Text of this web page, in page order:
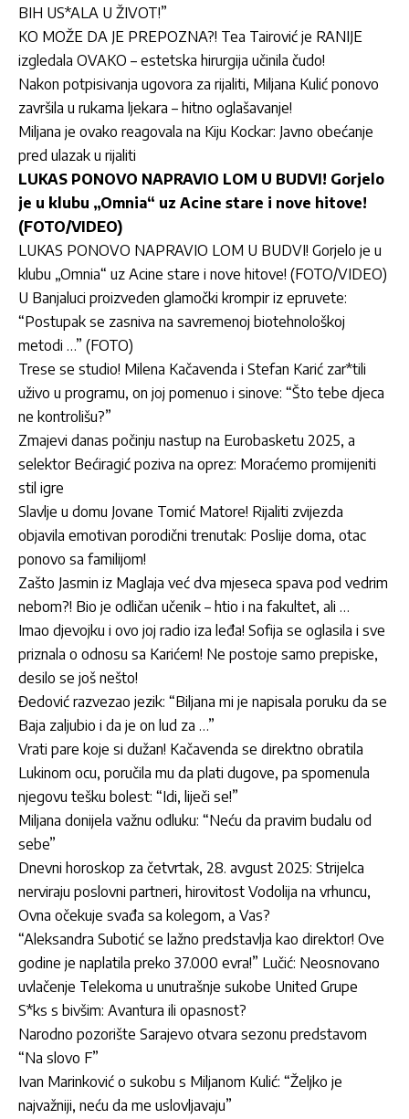
BIH US*ALA U ŽIVOT!”
KO MOŽE DA JE PREPOZNA?! Tea Tairović je RANIJE
izgledala OVAKO – estetska hirurgija učinila čudo!
Nakon potpisivanja ugovora za rijaliti, Miljana Kulić ponovo
završila u rukama ljekara – hitno oglašavanje!
Miljana je ovako reagovala na Kiju Kockar: Javno obećanje
pred ulazak u rijaliti
LUKAS PONOVO NAPRAVIO LOM U BUDVI! Gorjelo
je u klubu „Omnia“ uz Acine stare i nove hitove!
(FOTO/VIDEO)
LUKAS PONOVO NAPRAVIO LOM U BUDVI! Gorjelo je u
klubu „Omnia“ uz Acine stare i nove hitove! (FOTO/VIDEO)
U Banjaluci proizveden glamočki krompir iz epruvete:
“Postupak se zasniva na savremenoj biotehnološkoj
metodi …” (FOTO)
Trese se studio! Milena Kačavenda i Stefan Karić zar*tili
uživo u programu, on joj pomenuo i sinove: “Što tebe djeca
ne kontrolišu?”
Zmajevi danas počinju nastup na Eurobasketu 2025, a
selektor Bećiragić poziva na oprez: Moraćemo promijeniti
stil igre
Slavlje u domu Jovane Tomić Matore! Rijaliti zvijezda
objavila emotivan porodični trenutak: Poslije doma, otac
ponovo sa familijom!
Zašto Jasmin iz Maglaja već dva mjeseca spava pod vedrim
nebom?! Bio je odličan učenik – htio i na fakultet, ali …
Imao djevojku i ovo joj radio iza leđa! Sofija se oglasila i sve
priznala o odnosu sa Karićem! Ne postoje samo prepiske,
desilo se još nešto!
Đedović razvezao jezik: “Biljana mi je napisala poruku da se
Baja zaljubio i da je on lud za …”
Vrati pare koje si dužan! Kačavenda se direktno obratila
Lukinom ocu, poručila mu da plati dugove, pa spomenula
njegovu tešku bolest: “Idi, liječi se!”
Miljana donijela važnu odluku: “Neću da pravim budalu od
sebe”
Dnevni horoskop za četvrtak, 28. avgust 2025: Strijelca
nerviraju poslovni partneri, hirovitost Vodolija na vrhuncu,
Ovna očekuje svađa sa kolegom, a Vas?
“Aleksandra Subotić se lažno predstavlja kao direktor! Ove
godine je naplatila preko 37.000 evra!” Lučić: Neosnovano
uvlačenje Telekoma u unutrašnje sukobe United Grupe
S*ks s bivšim: Avantura ili opasnost?
Narodno pozorište Sarajevo otvara sezonu predstavom
“Na slovo F”
Ivan Marinković o sukobu s Miljanom Kulić: “Željko je
najvažniji, neću da me uslovljavaju”